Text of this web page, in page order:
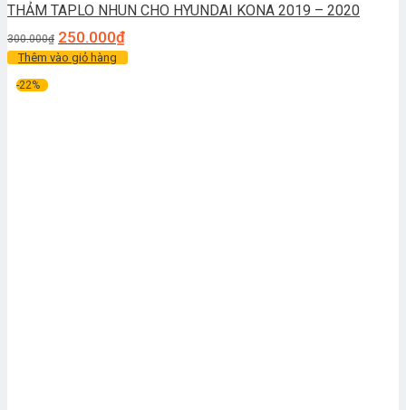
THẢM TAPLO NHUN CHO HYUNDAI KONA 2019 – 2020
300.000₫ 250.000₫
Thêm vào giỏ hàng
-22%